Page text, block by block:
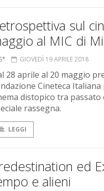
sul
al MIC di
GIOVEDÌ 19 APRILE 2018
28 aprile al 20 maggio
Cineteca
distopico tra
rassegna.
LEGGI
ed
e alieni